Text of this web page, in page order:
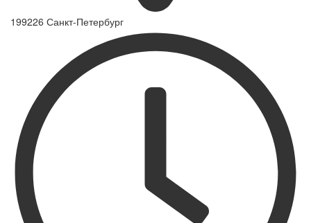
199226 Санкт-Петербург